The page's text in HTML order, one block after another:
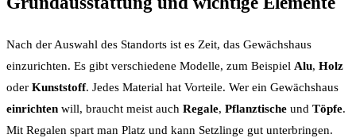
Nach der Auswahl des Standorts ist es Zeit, das Gewächshaus
einzurichten. Es gibt verschiedene Modelle, zum Beispiel Alu, Holz
oder Kunststoff. Jedes Material hat Vorteile. Wer ein Gewächshaus
einrichten will, braucht meist auch Regale, Pflanztische und Töpfe.
Mit Regalen spart man Platz und kann Setzlinge gut unterbringen.